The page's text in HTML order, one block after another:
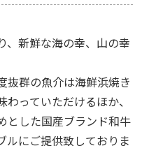
、新鮮な海の幸、山の幸
抜群の魚介は海鮮浜焼き
っていただけるほか、
とした国産ブランド和牛
ルにご提供致しておりま